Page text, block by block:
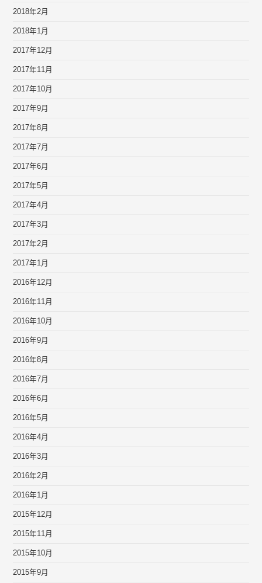
2018年2月
2018年1月
2017年12月
2017年11月
2017年10月
2017年9月
2017年8月
2017年7月
2017年6月
2017年5月
2017年4月
2017年3月
2017年2月
2017年1月
2016年12月
2016年11月
2016年10月
2016年9月
2016年8月
2016年7月
2016年6月
2016年5月
2016年4月
2016年3月
2016年2月
2016年1月
2015年12月
2015年11月
2015年10月
2015年9月